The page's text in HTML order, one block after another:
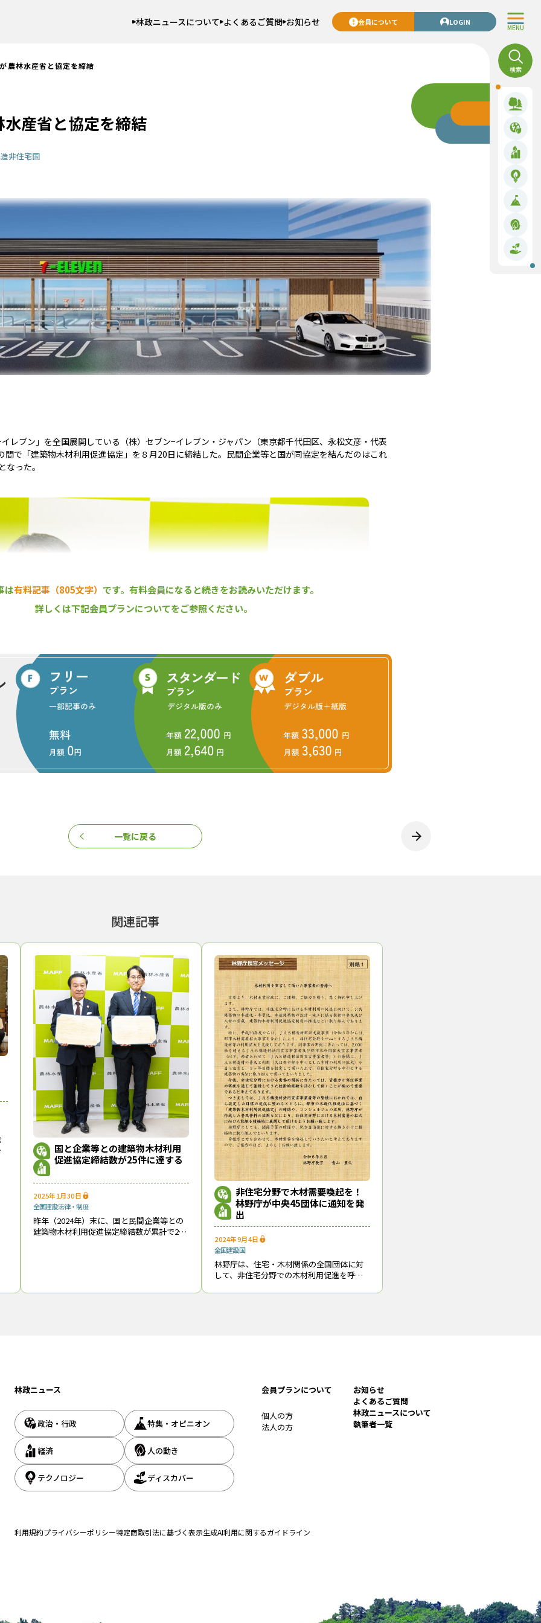
MENU
林政ニュースについて よくあるご質問 お知らせ 会員について LOGIN
農林水産省と協定を締結
産省と協定を締結
非住宅国
レブン」を全国展開している（株）セブン−イレブン・ジャパン（東京都千代田区、永松文彦・代表
間で「建築物木材利用促進協定」を８月20日に締結した。民間企業等と国が同協定を結んだのはこれ
った。
交わした永松文彦・セブン−イレブン・ジャパン代表取締役（左）と坂本哲志・農林水産大臣
店舗を木造化
ンチャイズも含めて年間に約600棟の店舗を開設・改装しており、その約半分は新築物件となってい
築店舗を木造にし、１店舗当たり11m3以上の地域材を用いて５年間で約1,375m3の消費拡大を目指
使った標準店舗（縦10m×横20m）と、重量鉄骨を使用した変形店舗に分かれる。木造化するのは重
備本部建設企画の伊東誠総括マネージャーは、「変形店舗では重量鉄骨より木造の方がコストダウ
エネの設備を備えた次世代環境配慮型店舗「セブン−イレブン福岡ももち店」（福岡市）がオープン
インされており、コンビニ最大手が木造・木質化に本腰を入れたことを内外に示すモデル建築物に
2019年から参画しているウッド・チェンジ・ネットワークのつながりもあって本協定に至った。今後
ース』編集部
で、1994年の創刊から32年目に入りました！ これからも皆様の手となり足となり、最新の
お届けしてまいります。
は有料記事（805文字） です。 有料会員になると続きをお読みいただけます。
詳しくは下記会員プランについてをご参照ください。
一覧に戻る
関連記事
国と企業等との建築物木材利用
促進協定締結数が25件に達する
2025年1月30日
全国建設法律・制度
昨年（2024年）末に、国と民間企業等との
建築物木材利用促進協定締結数が累計で25
非住宅分野で木材需要喚起を！
林野庁が中央45団体に通知を発
出
2024年9月4日
全国建設国
林野庁は、住宅・木材関係の全国団体に対
して、非住宅分野での木材利用促進を呼び
設住宅着工戸数が減少していることを踏ま
林政ニュース
政治・行政 特集・オピニオン
経済 人の動き
テクノロジー ディスカバー
会員プランについて
個人の方
法人の方
お知らせ
よくあるご質問
林政ニュースについて
執筆者一覧
利用規約プライバシーポリシー特定商取引法に基づく表示生成AI利用に関するガイドライン